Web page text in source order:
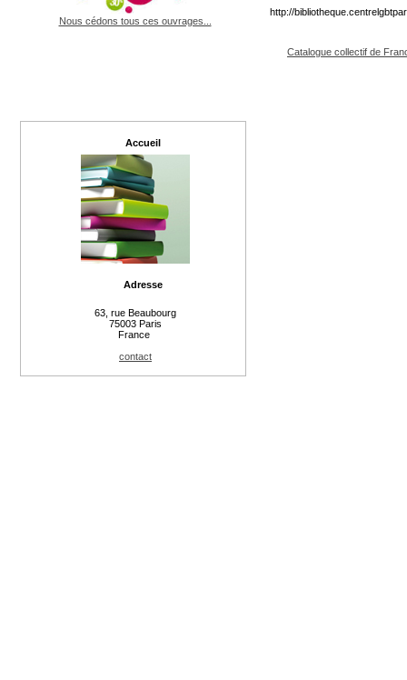
http://
Catalogue collectif de
Nous cédons tous ces ouvrages...
Accueil
Adresse
63, rue Beaubourg
75003 Paris
France
contact